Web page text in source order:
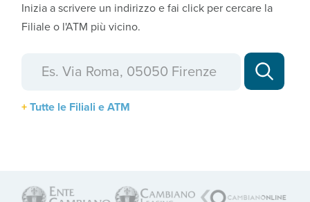
Inizia a scrivere un indirizzo e fai click per cercare la
Filiale o l'ATM più vicino.
Tutte le Filiali e ATM